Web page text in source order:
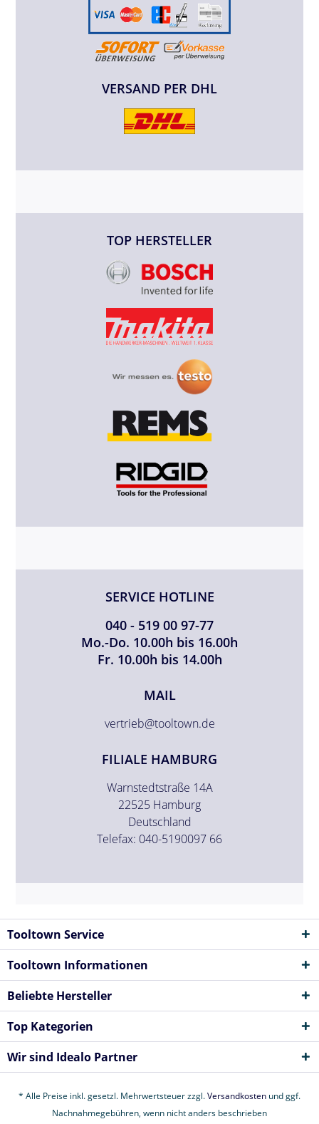
VERSAND PER DHL
TOP HERSTELLER
SERVICE HOTLINE
040 - 519 00 97-77
Mo.-Do. 10.00h bis 16.00h
Fr. 10.00h bis 14.00h
MAIL
vertrieb@tooltown.de
FILIALE HAMBURG
Warnstedtstraße 14A
22525 Hamburg
Deutschland
Telefax: 040-5190097 66
Tooltown Service
Tooltown Informationen
Beliebte Hersteller
Top Kategorien
Wir sind Idealo Partner
* Alle Preise inkl. gesetzl. Mehrwertsteuer zzgl.Versandkosten und ggf.
Nachnahmegebühren, wenn nicht anders beschrieben